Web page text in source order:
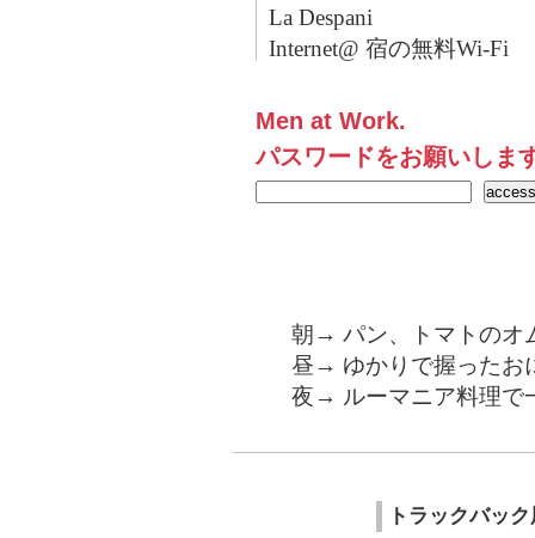
La Despani
Internet@ 宿の無料Wi-Fi
Men at Work.
パスワードをお願いしま
朝→ パン、トマトのオ
昼→ ゆかりで握ったお
夜→ ルーマニア料理で
トラックバッ